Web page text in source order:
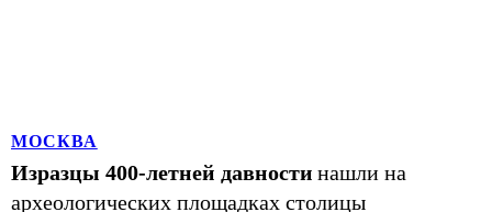
МОСКВА
Изразцы 400-летней давности нашли на
археологических площадках столицы